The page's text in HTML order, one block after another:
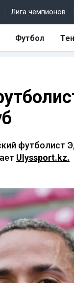
Лига чемпионов
Футбол
футболист
Ulyssport.kz.